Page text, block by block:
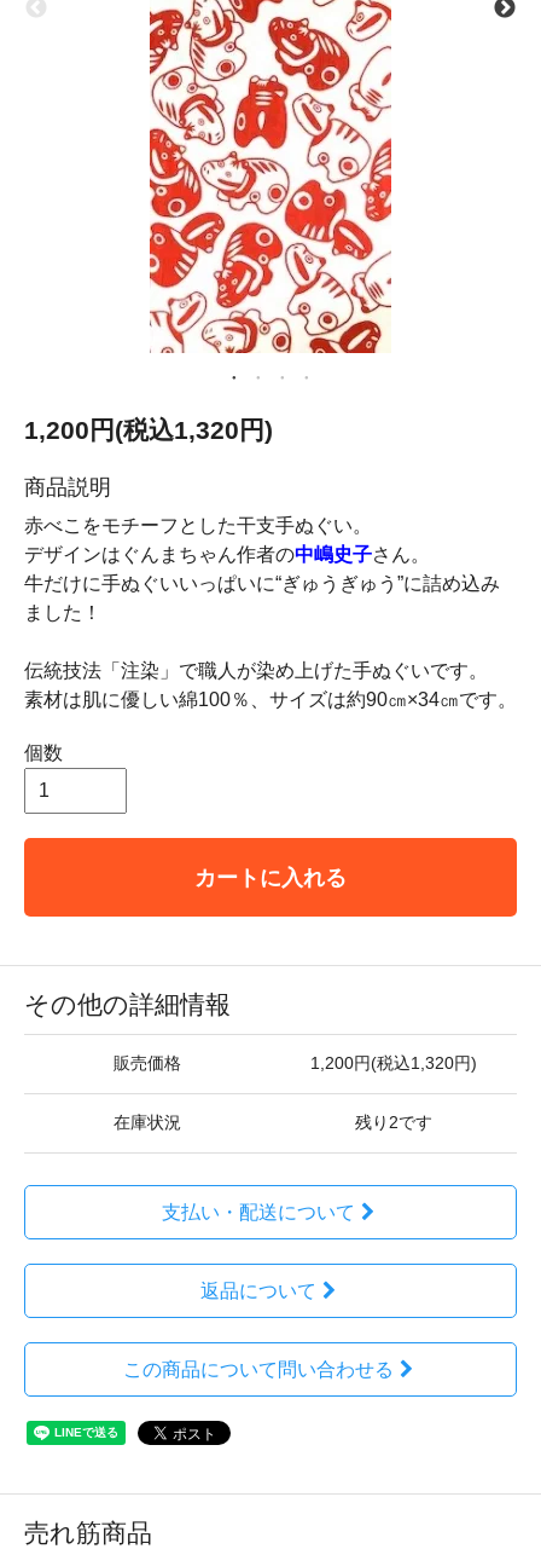
1,200円(税込1,320円)
商品説明
赤べこをモチーフとした干支手ぬぐい。
デザインはぐんまちゃん作者の中嶋史子さん。
牛だけに手ぬぐいいっぱいに“ぎゅうぎゅう”に詰め込み
ました！
伝統技法「注染」で職人が染め上げた手ぬぐいです。
素材は肌に優しい綿100％、サイズは約90㎝×34㎝です。
個数
カートに入れる
その他の詳細情報
販売価格 1,200円(税込1,320円)
在庫状況 残り2です
支払い・配送について
返品について
この商品について問い合わせる
売れ筋商品